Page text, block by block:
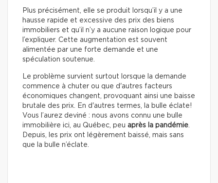
Plus précisément, elle se produit lorsqu’il y a une
hausse rapide et excessive des prix des biens
immobiliers et qu’il n’y a aucune raison logique pour
l’expliquer. Cette augmentation est souvent
alimentée par une forte demande et une
spéculation soutenue.
Le problème survient surtout lorsque la demande
commence à chuter ou que d'autres facteurs
économiques changent, provoquant ainsi une baisse
brutale des prix. En d'autres termes, la bulle éclate!
Vous l’aurez deviné : nous avons connu une bulle
immobilière ici, au Québec, peu après la pandémie
Depuis, les prix ont légèrement baissé, mais sans
que la bulle n’éclate.